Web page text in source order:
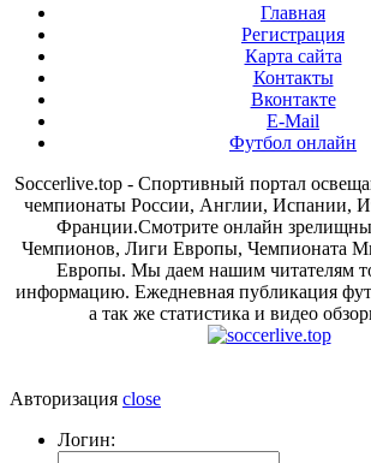
Главная
Регистрация
Карта сайта
Контакты
Вконтакте
E-Mail
Футбол онлайн
Soccerlive.top - Спортивный портал
чемпионаты России, Англии, Испании,
Франции.Смотрите онлайн
Чемпионов, Лиги Европы, Чемпионата
Европы. Мы даем нашим читателям
информацию. Ежедневная публикация
а так же статистика и видео
Авторизация close
Логин: